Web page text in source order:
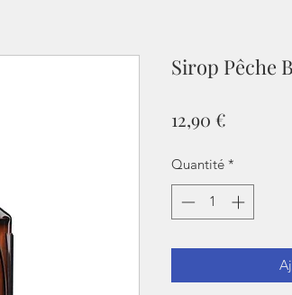
Sirop Pêche
12,90 €
Quantité *